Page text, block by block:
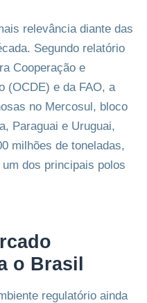
relevância diante das
Segundo relatório
Cooperação e
(OCDE) e da FAO, a
no Mercosul, bloco
Paraguai e Uruguai,
milhões de toneladas,
dos principais polos
o Brasil
regulatório ainda